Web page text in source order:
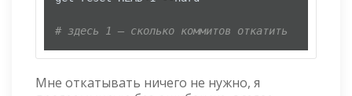
# здесь 1 — сколько коммитов откатить
Мне откатывать ничего не нужно, я